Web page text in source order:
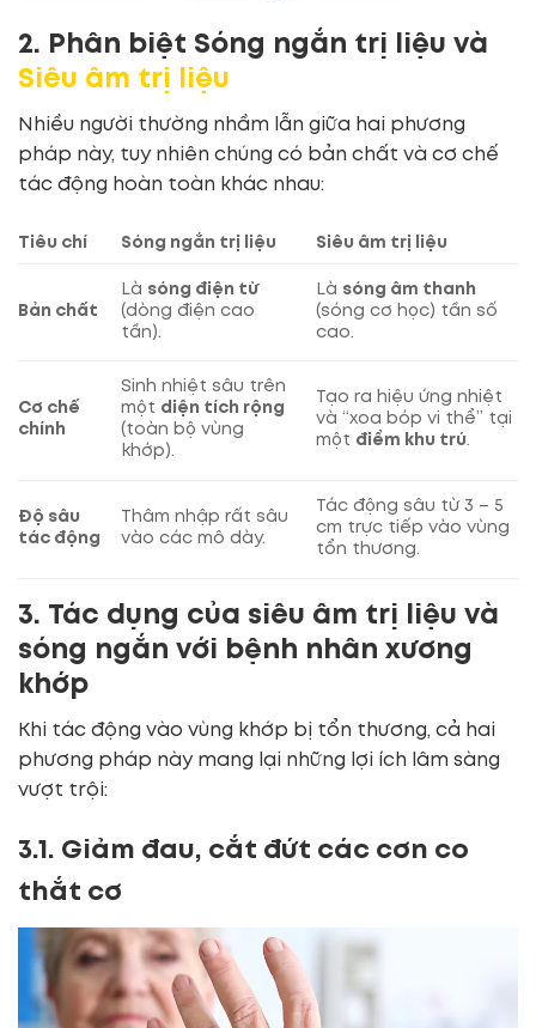
2. Phân biệt Sóng ngắn trị liệu và
Siêu âm trị liệu
Nhiều người thường nhầm lẫn giữa hai phương
pháp này, tuy nhiên chúng có bản chất và cơ chế
tác động hoàn toàn khác nhau:
Tiêu chí Sóng ngắn trị liệu Siêu âm trị liệu
Bản chất
Là sóng điện từ
(dòng điện cao
tần).
Là sóng âm thanh
(sóng cơ học) tần số
cao.
Cơ chế
chính
Sinh nhiệt sâu trên
một diện tích rộng
(toàn bộ vùng
khớp).
Tạo ra hiệu ứng nhiệt
và “xoa bóp vi thể” tại
một điểm khu trú.
Độ sâu
tác động
Thâm nhập rất sâu
vào các mô dày.
Tác động sâu từ 3 – 5
cm trực tiếp vào vùng
tổn thương.
3. Tác dụng của siêu âm trị liệu và
sóng ngắn với bệnh nhân xương
khớp
Khi tác động vào vùng khớp bị tổn thương, cả hai
phương pháp này mang lại những lợi ích lâm sàng
vượt trội:
3.1. Giảm đau, cắt đứt các cơn co
thắt cơ